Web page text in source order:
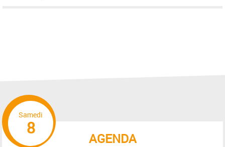
AGENDA
Samedi
8